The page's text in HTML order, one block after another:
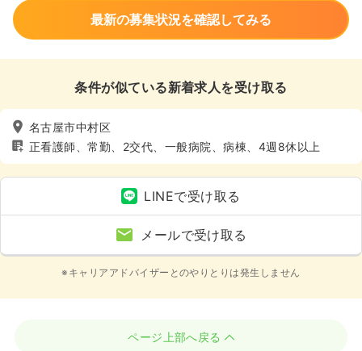
最新の募集状況を確認してみる
条件が似ている新着求人を受け取る
名古屋市中村区
正看護師、常勤、2交代、一般病院、病棟、4週8休以上
LINEで受け取る
メールで受け取る
※キャリアアドバイザーとのやりとりは発生しません
ページ上部へ戻る